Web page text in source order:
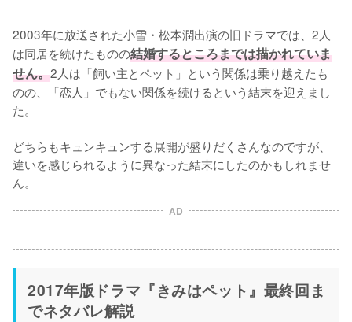
2003年に放送された小雪・松本潤出演の旧ドラマでは、2人
は同居を続けたものの結婚するところまでは描かれていま
せん。2人は「飼い主とペット」という関係は乗り越えたも
のの、「恋人」でもない関係を続けるという結末を迎えまし
た。
どちらもキュンキュンする展開が盛りだくさんなのですが、
違いを感じられるように異なった結末にしたのかもしれませ
ん。
AD
2017年版ドラマ『きみはペット』最終回ま
でネタバレ解説